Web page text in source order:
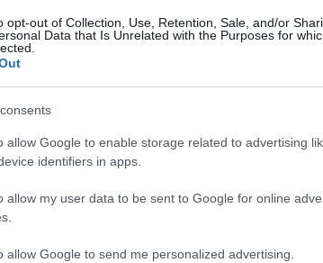
opt-out of Collection, Use, Retention, Sale, and/or
Data that Is Unrelated with the Purposes for
allow Google to enable storage related to advertising
identifiers in apps.
allow my user data to be sent to Google for online
allow Google to send me personalized advertising.
a Port Sudan prima che le agenzie
ottenessero nei giorni scorsi
se non bastasse, a peggiorare la
agli operatori e ai convogliper
in ripari di fortuna minano la salute dei
dei bambini e degli anziani. Ma
Da mesi